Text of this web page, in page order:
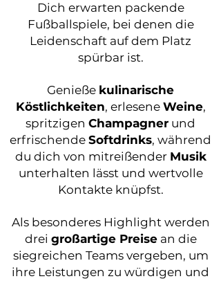
Dich erwarten packende
Fußballspiele, bei denen die
Leidenschaft auf dem Platz
spürbar ist.
Genieße kulinarische
Köstlichkeiten, erlesene Weine,
spritzigen Champagner und
erfrischende Softdrinks, während
du dich von mitreißender Musik
unterhalten lässt und wertvolle
Kontakte knüpfst.
Als besonderes Highlight werden
drei großartige Preisean die
siegreichen Teams vergeben, um
ihre Leistungen zu würdigen und